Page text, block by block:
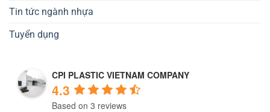
Tin tức ngành nhựa
Tuyển dụng
CPI PLASTIC VIETNAM COMPANY
4.3
Based on 3 reviews